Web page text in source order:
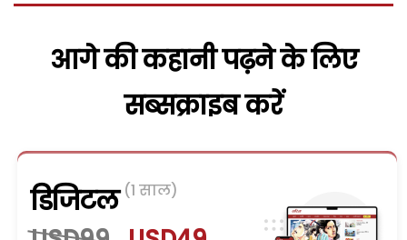
आगे की कहानी पढ़ने के लिए
सब्सक्राइब करें
डिजिटल (1 साल)